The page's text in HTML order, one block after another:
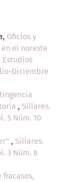
Oficios y
el noreste
Estudios
Diciembre
, Sillares.
5 Núm. 10
, Sillares.
3 Núm. 6
fracasos,